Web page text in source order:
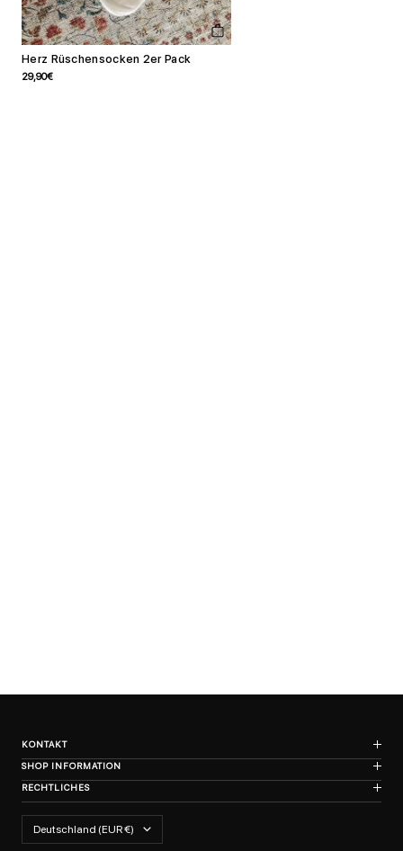
Schnellansicht
Herz Rüschensocken 2er Pack
Angebotspreis
29,90€
ΚΟΝΤΑΚΤ
SHOP INFORMATION
RECHTLICHES
Land/Region Deutschland (EUR €)